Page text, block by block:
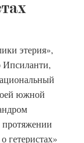
этерия»,
Ипсиланти,
южной
гетеристах»